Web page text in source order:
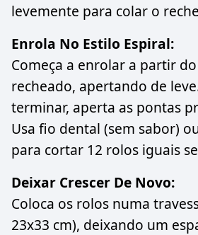
levemente para colar o
Enrola No Estilo Espiral:
Começa a enrolar a partir
recheado, apertando de
terminar, aperta as pontas
Usa fio dental (sem sabor)
para cortar 12 rolos iguais
Deixar Crescer De Novo:
Coloca os rolos numa
23x33 cm), deixando um